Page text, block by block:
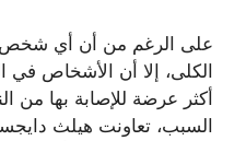
على الرغم من أن أي
الكلى، إلا أن الأشخاص في
أكثر عرضة للإصابة بها من
السبب، تعاونت هيلث